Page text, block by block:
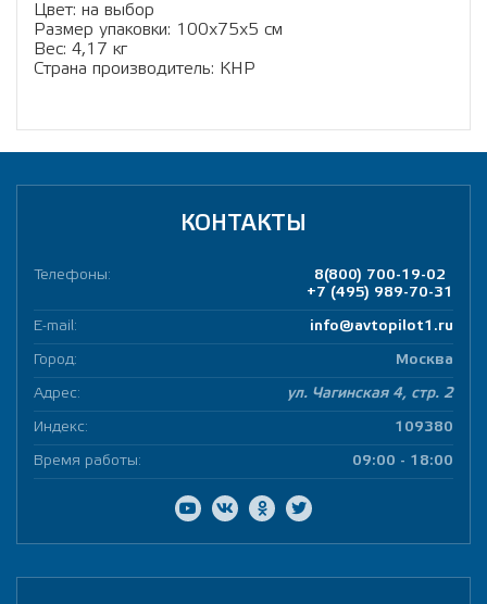
Цвет: на выбор
Размер упаковки: 100х75х5 см
Вес: 4,17 кг
Страна производитель: КНР
КОНТАКТЫ
Телефоны:
8(800) 700-19-02
+7 (495) 989-70-31
E-mail: info@avtopilot1.ru
Город: Москва
Адрес: ул. Чагинская 4, стр. 2
Индекс: 109380
Время работы: 09:00 - 18:00